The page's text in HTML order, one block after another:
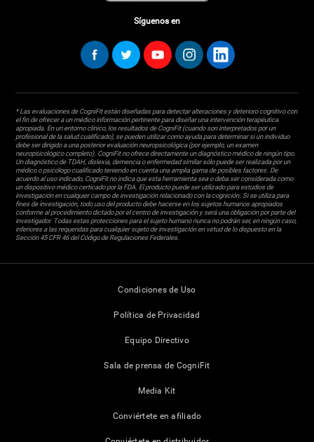
Síguenos en
* Las evaluaciones de CogniFit están diseñadas para detectar alteraciones y deterioro cognitivo con
el fin de ofrecer a un médico información pertinente para diseñar una intervención terapéutica
apropiada. En un entorno clínico, los resultados de CogniFit (cuando son interpretados por un
profesional de la salud cualificado), se pueden utilizar como ayuda para determinar si un individuo
debe ser dirigido a una posterior evaluación neuropsicológica (por ejemplo, un examen
neuropsicológico completo). CogniFit no ofrece directamente un diagnóstico médico de ningún tipo.
Un diagnóstico de TDAH, dislexia, demencia o enfermedad similar sólo puede ser realizada por un
médico o psicólogo cualificado teniendo en cuenta una amplia gama de posibles factores. De
acuerdo al uso indicado, CogniFit no indica que esta herramienta sea o deba ser considerada como
un dispositivo médico certicado por la FDA. El producto puede ser utilizado para estudios de
investigación en cualquier campo de investigación relacionado con la cognición. Si se utiliza para
fines de investigación, todo uso del producto debe hacerse en los sujetos humanos apropiados
conforme al procedimiento dictado por el centro de investigación y será una obligación por parte del
investigador. Todas estas protecciones para el sujeto humano nunca no podrán ser, en ningún caso,
inferiores a las requeridas para cualquier sujeto de investigación en virtud de lo dispuesto en la
Sección 45 CFR 46 del Código de Regulaciones Federales.
Condiciones de Uso
Política de Privacidad
Equipo Directivo
Sala de prensa de CogniFit
Media Kit
Conviértete en afiliado